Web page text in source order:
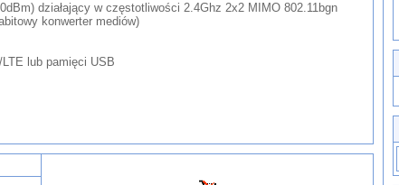
działający w częstotliwości 2.4Ghz 2x2 MIMO 802.11bgn
konwerter mediów)
lub pamięci USB